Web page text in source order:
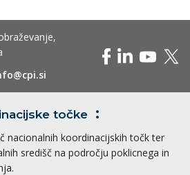
točke
nacionalnih koordinacijskih točk ter
središč na področju poklicnega in